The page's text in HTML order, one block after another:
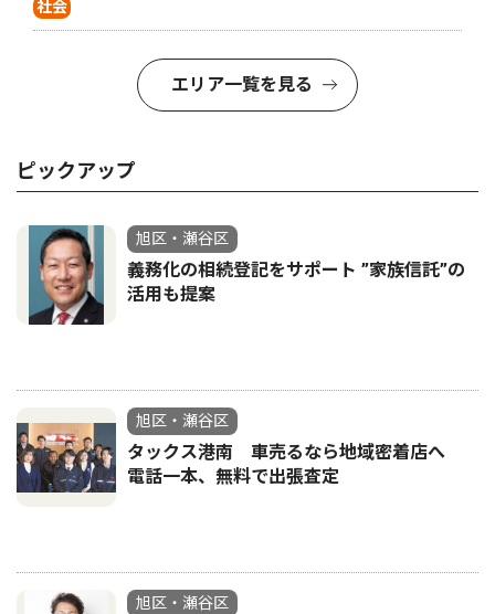
社会
エリア一覧を見る
ピックアップ
旭区・瀬谷区
義務化の相続登記をサポート ”家族信託”の
活用も提案
旭区・瀬谷区
タックス港南 車売るなら地域密着店へ
電話一本、無料で出張査定
旭区・瀬谷区